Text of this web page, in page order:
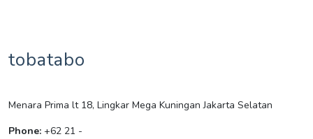
tobatabo
Menara Prima lt 18, Lingkar Mega Kuningan Jakarta Selatan
Phone: +62 21 -